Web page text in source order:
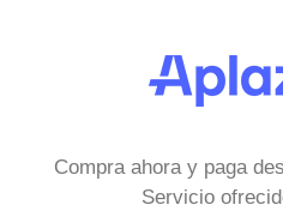
Compra ahora y paga
Servicio